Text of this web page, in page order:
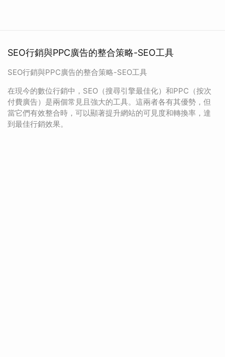
SEO行銷與PPC廣告的整合策略-SEO工具
SEO行銷與PPC廣告的整合策略-SEO工具
在現今的數位行銷中，SEO（搜尋引擎最佳化）和PPC（按次
付費廣告）是兩個常見且強大的工具。這兩者各有其優勢，但
當它們有效整合時，可以顯著提升網站的可見度和轉換率，達
到最佳行銷效果。